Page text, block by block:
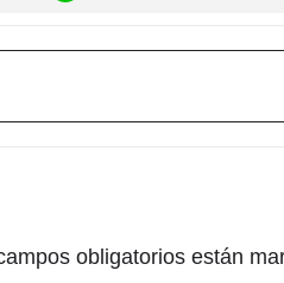
el vaig veure" []
obligatorios están